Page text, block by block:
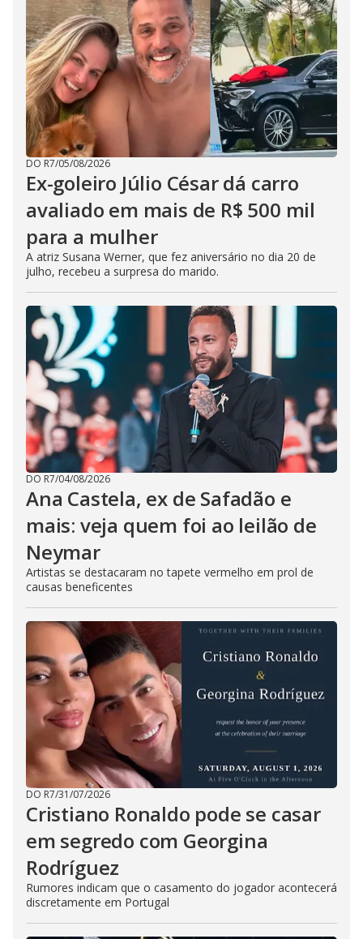
DO R7/05/08/2026
Ex-goleiro Júlio César dá carro
avaliado em mais de R$ 500 mil
para a mulher
A atriz Susana Werner, que fez aniversário no dia 20 de
julho, recebeu a surpresa do marido.
DO R7/04/08/2026
Ana Castela, ex de Safadão e
mais: veja quem foi ao leilão de
Neymar
Artistas se destacaram no tapete vermelho em prol de
causas beneficentes
DO R7/31/07/2026
Cristiano Ronaldo pode se casar
em segredo com Georgina
Rodríguez
Rumores indicam que o casamento do jogador acontecerá
discretamente em Portugal